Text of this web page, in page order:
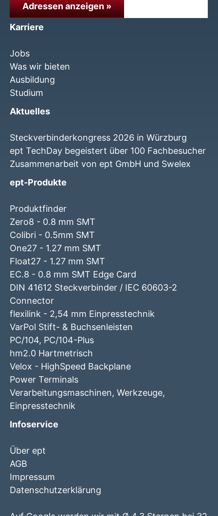
Adressen anzeigen »
Karriere
Jobs
Was wir bieten
Ausbildung
Studium
Aktuelles
Steckverbinderkongress 2026 in Würzburg
ept TechDay begeistert über 100 Fachbesucher
Zusammenarbeit von ept GmbH und Swelex
ept-Produkte
Produktfinder
Zero8 - 0.8 mm SMT
Colibri - 0.5mm SMT
One27 - 1.27 mm SMT
Float27 - 1.27 mm SMT
EC.8 - 0.8 mm SMT Edge Card
DIN 41612 Steckverbinder / IEC 60603-2
Connector
flexilink - 2,54 mm Einpresstechnik
VarPol Stift- & Buchsenleisten
PC/104, PC/104-Plus
hm2.0 Hartmetrisch
Velox - HighSpeed Backplane
Power Terminals
Verarbeitungsmaschinen, Werkzeuge,
Einpresstechnik
Infoservice
Über ept
AGB
Impressum
Datenschutzerklärung